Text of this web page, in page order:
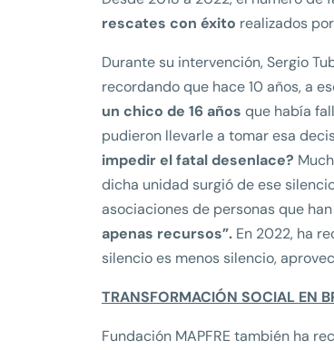
rescates con éxito realizados
Durante su intervención, Sergio
recordando que hace 10 años, a
un chico de 16 años que había
pudieron llevarle a tomar esa
impedir el fatal desenlace?
dicha unidad surgió de ese
asociaciones de personas que
apenas recursos”. En 2022, ha
silencio es menos silencio,
TRANSFORMACIÓN SOCIAL EN
Fundación MAPFRE también ha